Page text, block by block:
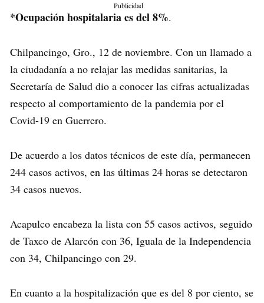
Publicidad
*Ocupación hospitalaria es del 8%.
Chilpancingo, Gro., 12 de noviembre. Con un llamado a
la ciudadanía a no relajar las medidas sanitarias, la
Secretaría de Salud dio a conocer las cifras actualizadas
respecto al comportamiento de la pandemia por el
Covid-19 en Guerrero.
De acuerdo a los datos técnicos de este día, permanecen
244 casos activos, en las últimas 24 horas se detectaron
34 casos nuevos.
Acapulco encabeza la lista con 55 casos activos, seguido
de Taxco de Alarcón con 36, Iguala de la Independencia
con 34, Chilpancingo con 29.
En cuanto a la hospitalización que es del 8 por ciento, se